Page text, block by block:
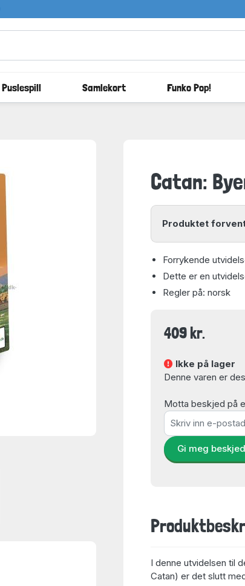
Puslespill Samlekort Funko Pop!
Catan:
Produktet
Forrykende
Dette er en
Regler på: norsk
409 kr.
Ikke på lager
Denne varen er
Motta beskjed på
Gi meg beskjed
I denne utvidelsen til
Catan) er det slutt